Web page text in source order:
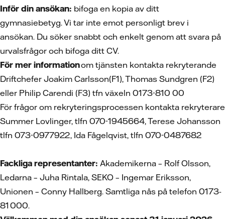
Inför din ansökan: bifoga en kopia av ditt
gymnasiebetyg. Vi tar inte emot personligt brev i
ansökan. Du söker snabbt och enkelt genom att svara på
urvalsfrågor och bifoga ditt CV.
För mer informationom tjänsten kontakta rekryterande
Driftchefer Joakim Carlsson(F1), Thomas Sundgren (F2)
eller Philip Carendi (F3) tfn växeln 0173-810 00
För frågor om rekryteringsprocessen kontakta rekryterare
Summer Lovlinger, tlfn 070-1945664, Terese Johansson
tlfn 073-0977922, Ida Fågelqvist, tlfn 070-0487682
Fackliga representanter: Akademikerna – Rolf Olsson,
Ledarna – Juha Rintala, SEKO – Ingemar Eriksson,
Unionen – Conny Hallberg. Samtliga nås på telefon 0173-
81 000.